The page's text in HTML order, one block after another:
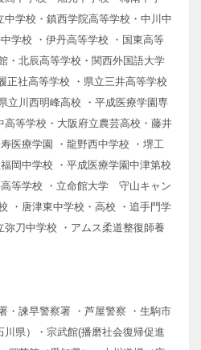
学校・鎮西学院高等学校・中川中
学校 ・伊丹高等学校 ・国東高等
・北辰高等学校・関西外国語大学
正社高等学校 ・県立三井高等学校
立川西明峰高校 ・平成医療学園専
高等学校・大阪府立農芸高校・藤井
医療学園 ・龍野西中学校 ・堺工
岡中学校 ・平成医療学園中津第校
等学校 ・立命館大学 守山キャン
・唐津東中学校・高校 ・追手門学
刀中学校 ・アムス柔道整復師養
・諫早警察署 ・芦屋警察 ・生駒市
県）・宗武館(播磨社会復帰促進